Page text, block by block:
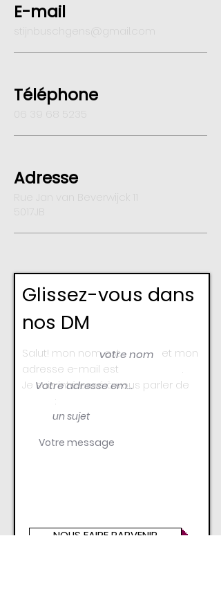
Glissez-vous dans
nos DM
Salut! mon nom est et mon
adresse e-mail est .
Je suis intéressé à vous parler de
:
NOUS FAIRE PARVENIR
E-mail
stijnbuschgens@gmail.com
Téléphone
Adresse
Rue Jan van Beverwijck 11
5017JB